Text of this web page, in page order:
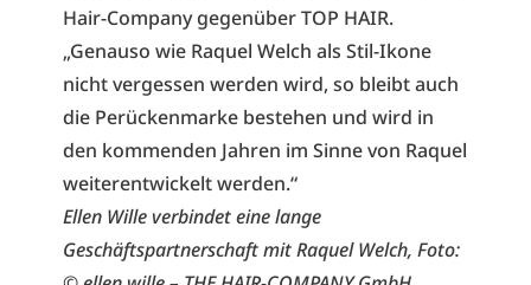
Hair-Company gegenüber TOP HAIR.
„Genauso wie Raquel Welch als Stil-Ikone
nicht vergessen werden wird, so bleibt auch
die Perückenmarke bestehen und wird in
den kommenden Jahren im Sinne von Raquel
weiterentwickelt werden.“
Ellen Wille verbindet eine lange
Geschäftspartnerschaft mit Raquel Welch, Foto: